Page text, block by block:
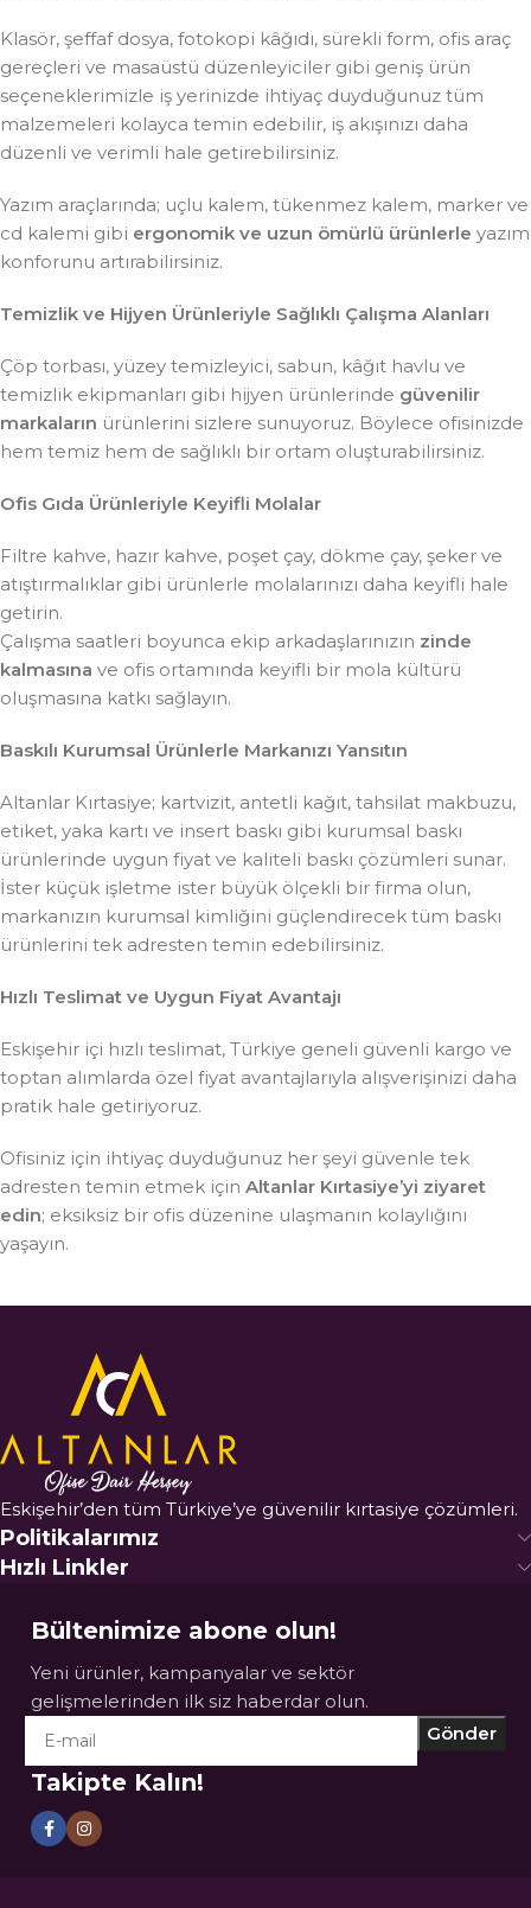
Klasör, şeffaf dosya, fotokopi kâğıdı, sürekli form, ofis araç
gereçleri ve masaüstü düzenleyiciler gibi geniş ürün
seçeneklerimizle iş yerinizde ihtiyaç duyduğunuz tüm
malzemeleri kolayca temin edebilir, iş akışınızı daha
düzenli ve verimli hale getirebilirsiniz.
Yazım araçlarında; uçlu kalem, tükenmez kalem, marker ve
cd kalemi gibi ergonomik ve uzun ömürlü ürünlerle yazım
konforunu artırabilirsiniz.
Temizlik ve Hijyen Ürünleriyle Sağlıklı Çalışma Alanları
Çöp torbası, yüzey temizleyici, sabun, kâğıt havlu ve
temizlik ekipmanları gibi hijyen ürünlerinde güvenilir
markaların ürünlerini sizlere sunuyoruz. Böylece ofisinizde
hem temiz hem de sağlıklı bir ortam oluşturabilirsiniz.
Ofis Gıda Ürünleriyle Keyifli Molalar
Filtre kahve, hazır kahve, poşet çay, dökme çay, şeker ve
atıştırmalıklar gibi ürünlerle molalarınızı daha keyifli hale
getirin.
Çalışma saatleri boyunca ekip arkadaşlarınızın zinde
kalmasına ve ofis ortamında keyifli bir mola kültürü
oluşmasına katkı sağlayın.
Baskılı Kurumsal Ürünlerle Markanızı Yansıtın
Altanlar Kırtasiye; kartvizit, antetli kağıt, tahsilat makbuzu,
etiket, yaka kartı ve insert baskı gibi kurumsal baskı
ürünlerinde uygun fiyat ve kaliteli baskı çözümleri sunar.
İster küçük işletme ister büyük ölçekli bir firma olun,
markanızın kurumsal kimliğini güçlendirecek tüm baskı
ürünlerini tek adresten temin edebilirsiniz.
Hızlı Teslimat ve Uygun Fiyat Avantajı
Eskişehir içi hızlı teslimat, Türkiye geneli güvenli kargo ve
toptan alımlarda özel fiyat avantajlarıyla alışverişinizi daha
pratik hale getiriyoruz.
Ofisiniz için ihtiyaç duyduğunuz her şeyi güvenle tek
adresten temin etmek için Altanlar Kırtasiye’yi ziyaret
edin; eksiksiz bir ofis düzenine ulaşmanın kolaylığını
yaşayın.
Eskişehir’den tüm Türkiye’ye güvenilir kırtasiye çözümleri.
Politikalarımız
Hızlı Linkler
Bültenimize abone olun!
Yeni ürünler, kampanyalar ve sektör
gelişmelerinden ilk siz haberdar olun.
Takipte Kalın!